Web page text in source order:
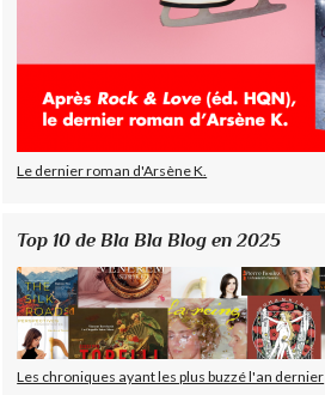
Le dernier roman d'Arsène K.
Top 10 de Bla Bla Blog en 2025
Les chroniques ayant les plus buzzé l'an dernier